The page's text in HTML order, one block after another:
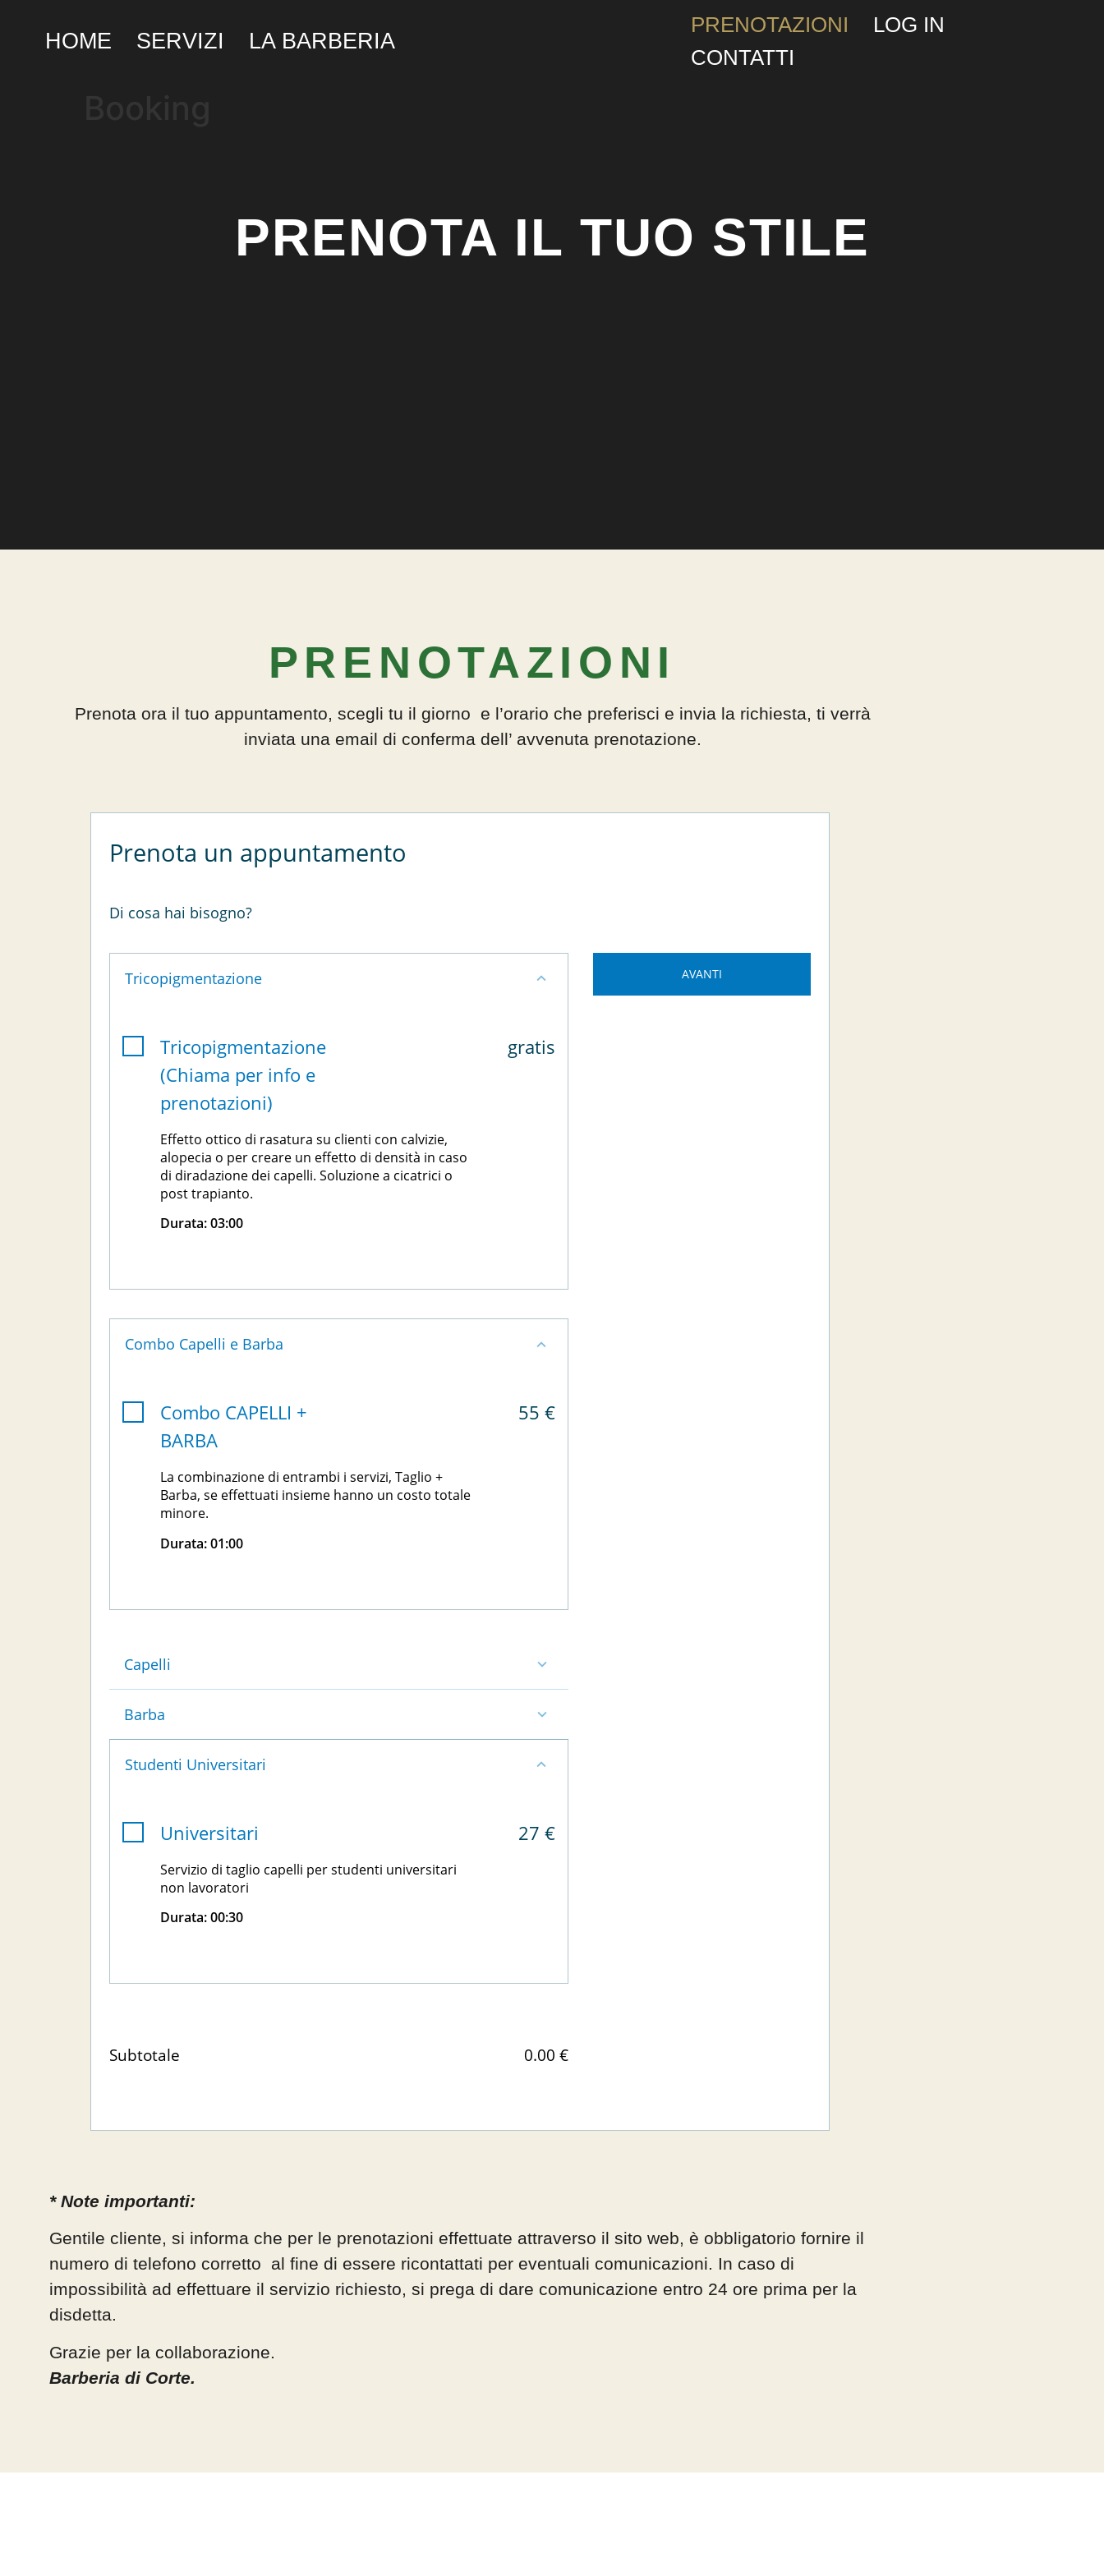
HOME SERVIZI LA BARBERIA
PRENOTAZIONI
LOG IN
CONTATTI
PRENOTA IL TUO STILE
PRENOTAZIONI
Prenota ora il tuo appuntamento, scegli tu il giorno e l’orario che preferisci e invia la richiesta, ti verrà
inviata una email di conferma dell’ avvenuta prenotazione.
Prenota un appuntamento
Di cosa hai bisogno?
Tricopigmentazione
Tricopigmentazione
(Chiama per info e
prenotazioni)
gratis
Effetto ottico di rasatura su clienti con calvizie,
alopecia o per creare un effetto di densità in caso
di diradazione dei capelli. Soluzione a cicatrici o
post trapianto.
Durata:03:00
Combo Capelli e Barba
Combo CAPELLI +
BARBA
55 €
La combinazione di entrambi i servizi, Taglio +
Barba, se effettuati insieme hanno un costo totale
minore.
Durata:01:00
Capelli
Barba
Studenti Universitari
Universitari 27 €
Servizio di taglio capelli per studenti universitari
non lavoratori
Durata:00:30
Subtotale 0.00 €
AVANTI
* Note importanti:
Gentile cliente, si informa che per le prenotazioni effettuate attraverso il sito web, è obbligatorio fornire il
numero di telefono corretto al fine di essere ricontattati per eventuali comunicazioni. In caso di
impossibilità ad effettuare il servizio richiesto, si prega di dare comunicazione entro 24 ore prima per la
disdetta.
Grazie per la collaborazione.
Barberia di Corte.